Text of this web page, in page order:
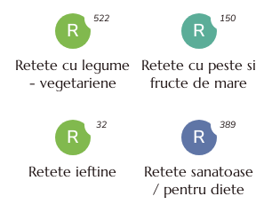
R
Retete cu legume
- vegetariene
522
R
Retete cu peste si
fructe de mare
150
R
Retete ieftine
32
R
Retete sanatoase
/ pentru diete
389